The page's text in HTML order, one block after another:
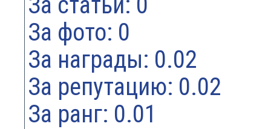
За фото: 0
За награды: 0.02
За репутацию: 0.02
За ранг: 0.01